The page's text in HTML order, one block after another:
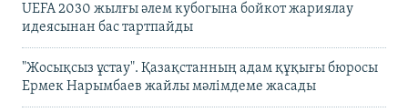
UEFA 2030 жылғы әлем кубогына бойкот жариялау
идеясынан бас тартпайды
"Жосықсыз ұстау". Қазақстанның адам құқығы бюросы
Ермек Нарымбаев жайлы мәлімдеме жасады